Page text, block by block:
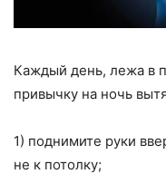
Каждый день, лежа в
привычку на ночь
1) поднимите руки
не к потолку;